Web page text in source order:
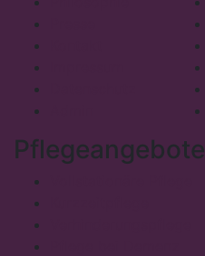
Pflegeangebote